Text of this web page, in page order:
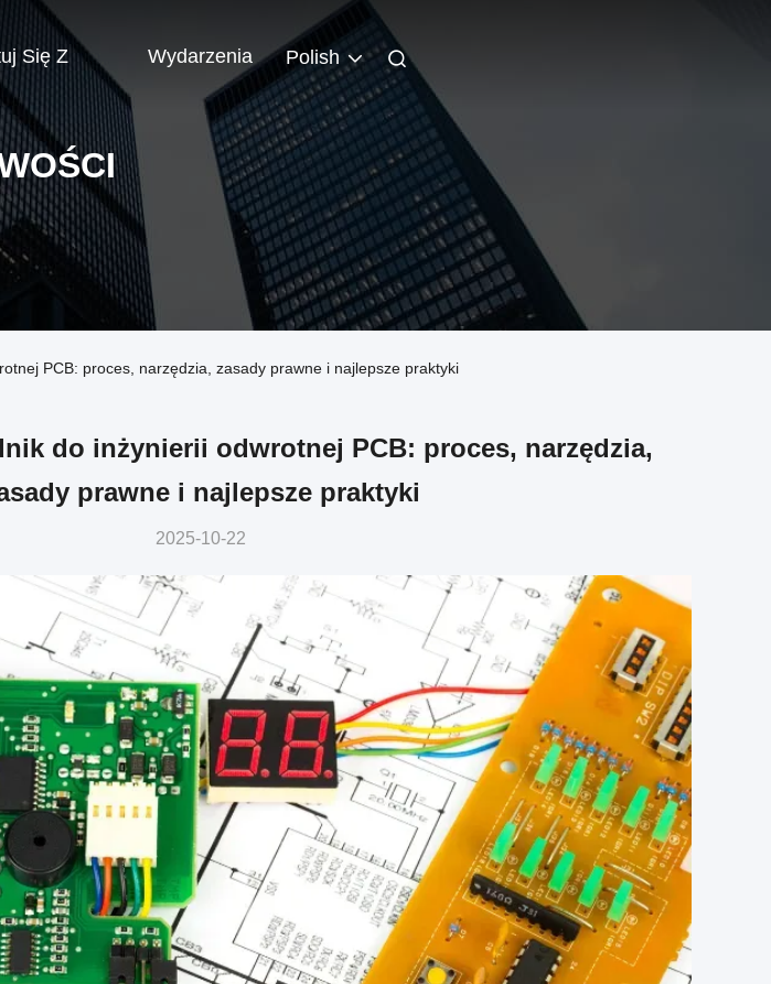
Się Z Wydarzenia Polish
PCB: proces, narzędzia, zasady prawne i najlepsze praktyki
do inżynierii odwrotnej PCB: proces, narzędzia,
prawne i najlepsze praktyki
2025-10-22